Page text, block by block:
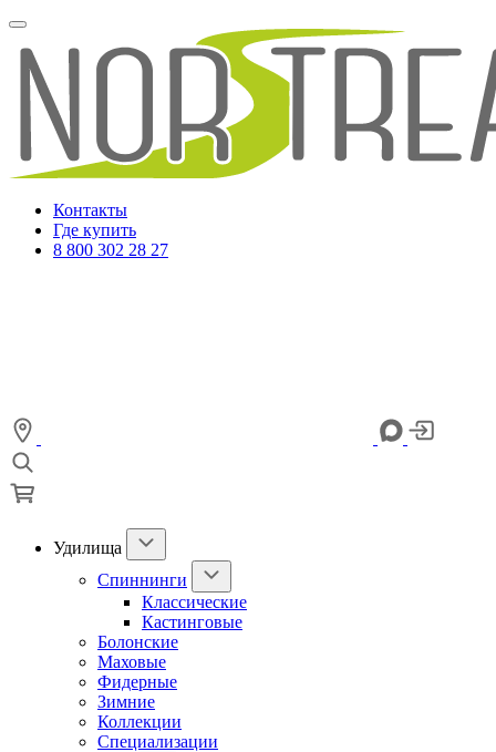
Контакты
Где купить
8 800 302 28 27
Удилища
Спиннинги
Классические
Кастинговые
Болонские
Маховые
Фидерные
Зимние
Коллекции
Специализации